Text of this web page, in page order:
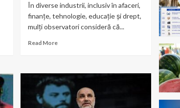
În diverse industrii, inclusiv în afaceri,
finanțe, tehnologie, educație și drept,
mulți observatori consideră că...
Read More